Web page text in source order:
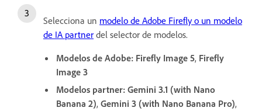
Selecciona un modelo de Adobe Firefly o un modelo
de IA partner del selector de modelos.
Modelos de Adobe: Firefly Image 5, Firefly
Image 3
Modelos partner: Gemini 3.1 (with Nano
Banana 2), Gemini 3 (with Nano Banana Pro),